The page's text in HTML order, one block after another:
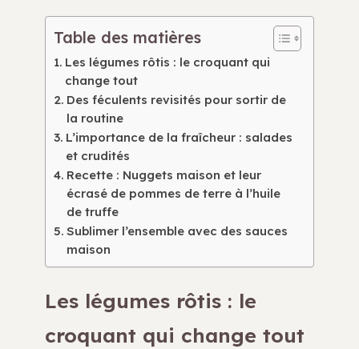
Table des matières
Les légumes rôtis : le croquant qui
change tout
Des féculents revisités pour sortir de
la routine
L’importance de la fraîcheur : salades
et crudités
Recette : Nuggets maison et leur
écrasé de pommes de terre à l’huile
de truffe
Sublimer l’ensemble avec des sauces
maison
Les légumes rôtis : le
croquant qui change tout